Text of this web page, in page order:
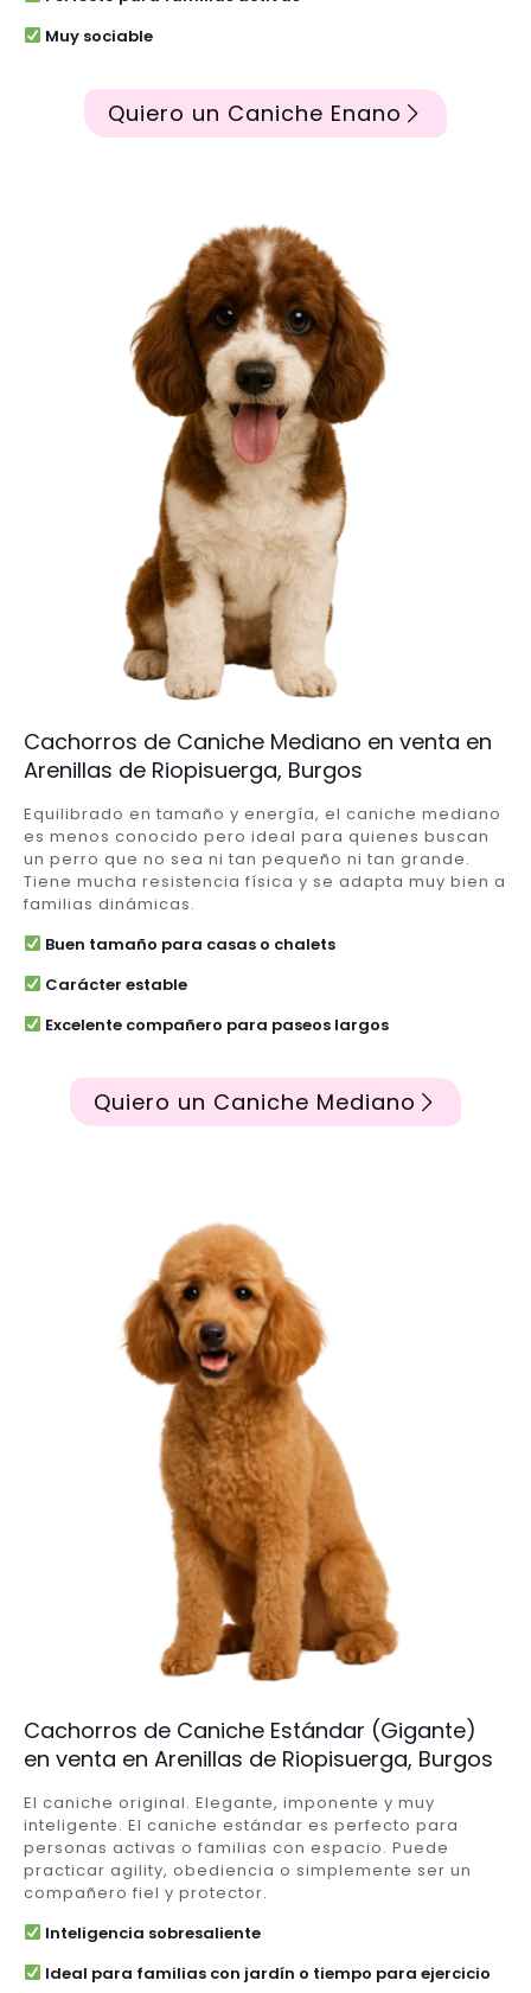
Muy sociable
Quiero un Caniche Enano
Cachorros de Caniche Mediano en venta en
Arenillas de Riopisuerga, Burgos
Equilibrado en tamaño y energía, el caniche mediano
es menos conocido pero ideal para quienes buscan
un perro que no sea ni tan pequeño ni tan grande.
Tiene mucha resistencia física y se adapta muy bien a
familias dinámicas.
Buen tamaño para casas o chalets
Carácter estable
Excelente compañero para paseos largos
Quiero un Caniche Mediano
Cachorros de Caniche Estándar (Gigante)
en venta en Arenillas de Riopisuerga, Burgos
El caniche original. Elegante, imponente y muy
inteligente. El caniche estándar es perfecto para
personas activas o familias con espacio. Puede
practicar agility, obediencia o simplemente ser un
compañero fiel y protector.
Inteligencia sobresaliente
Ideal para familias con jardín o tiempo para ejercicio